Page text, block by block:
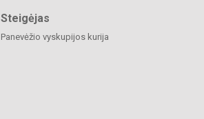
Steigėjas
Panevėžio vyskupijos kurija